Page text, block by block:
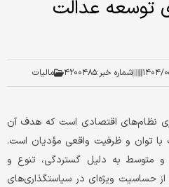
توسعه عدالت
۰۵/۸ شماره خبر:۴۲۰۰۴۸۵ مالیات
نظام‌های اقتصادی است که هدف آن
با توان و ظرفیت واقعی مؤدیان است.
متوسط به دلیل گستردگی، تنوع و
حساسیت ویژه‌ای در سیاستگذاری‌های